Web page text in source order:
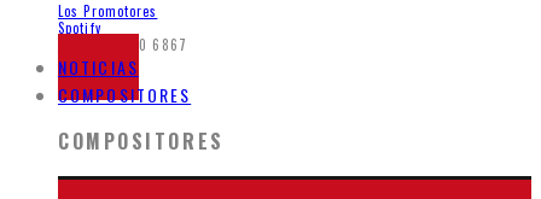
Los Promotores
Spotify
junio 7, 2020 6867
NOTICIAS
COMPOSITORES
COMPOSITORES